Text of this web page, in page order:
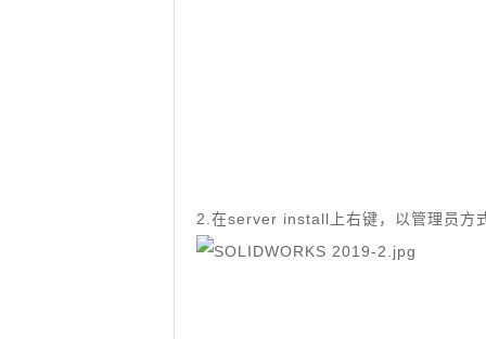
2.在server install上右键，以管理员方